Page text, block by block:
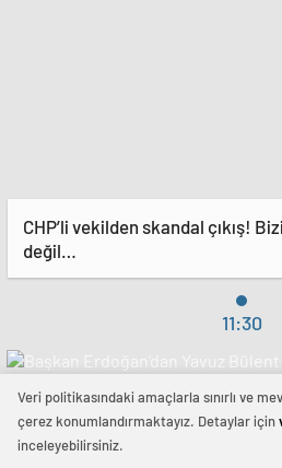
CHP’li vekilden skandal çıkış!
değil…
11:30
Veri politikasındaki amaçlarla sınırlı ve
çerez konumlandırmaktayız. Detaylar için
inceleyebilirsiniz.